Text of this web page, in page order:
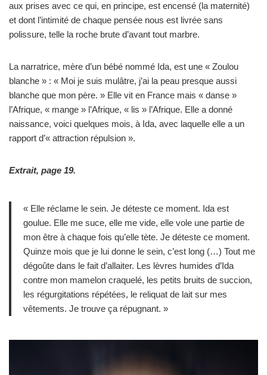
aux prises avec ce qui, en principe, est encensé (la maternité)
et dont l’intimité de chaque pensée nous est livrée sans
polissure, telle la roche brute d’avant tout marbre.
La narratrice, mère d’un bébé nommé Ida, est une « Zoulou
blanche » : « Moi je suis mulâtre, j’ai la peau presque aussi
blanche que mon père. » Elle vit en France mais « danse »
l’Afrique, « mange » l’Afrique, « lis » l’Afrique. Elle a donné
naissance, voici quelques mois, à Ida, avec laquelle elle a un
rapport d’« attraction répulsion ».
Extrait, page 19.
« Elle réclame le sein. Je déteste ce moment. Ida est
goulue. Elle me suce, elle me vide, elle vole une partie de
mon être à chaque fois qu’elle tète. Je déteste ce moment.
Quinze mois que je lui donne le sein, c’est long (…) Tout me
dégoûte dans le fait d’allaiter. Les lèvres humides d’Ida
contre mon mamelon craquelé, les petits bruits de succion,
les régurgitations répétées, le reliquat de lait sur mes
vêtements. Je trouve ça répugnant. »